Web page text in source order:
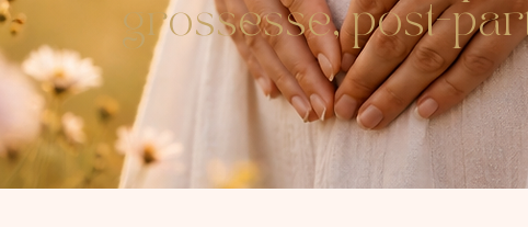
grossesse, post-